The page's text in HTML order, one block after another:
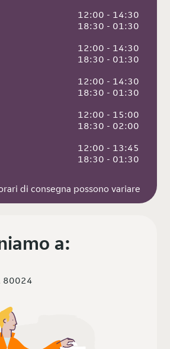
12:00 - 14:30
18:30 - 01:30
12:00 - 14:30
18:30 - 01:30
12:00 - 14:30
18:30 - 01:30
12:00 - 15:00
18:30 - 02:00
12:00 - 13:45
18:30 - 01:30
di consegna possono variare
a:
80024